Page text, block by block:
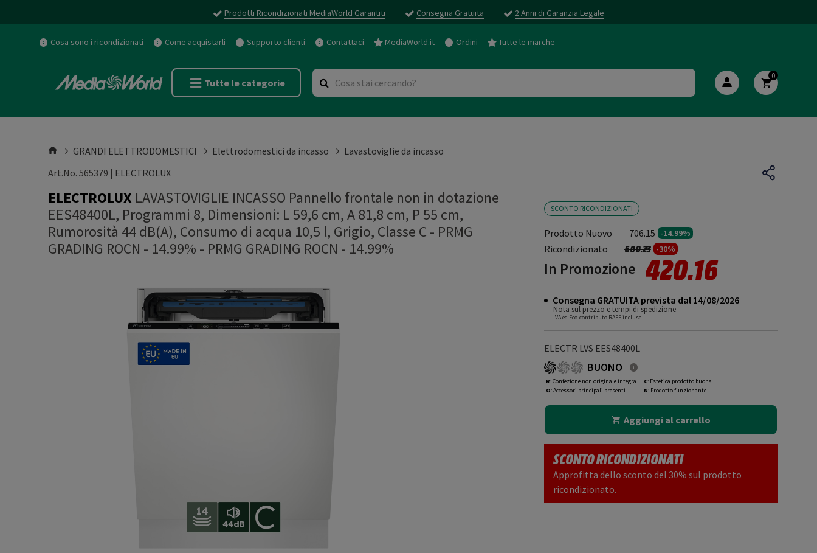
Prodotti Ricondizionati MediaWorld Garantiti Consegna Gratuita 2 Anni di Garanzia Legale
Cosa sono i ricondizionati Come acquistarli Supporto clienti Contattaci MediaWorld.it Ordini Tutte le marche
Tutte le categorie
0
GRANDI ELETTRODOMESTICI Elettrodomestici da incasso
Lavastoviglie da incasso
Art.No. 565379 | ELECTROLUX
ELECTROLUX LAVASTOVIGLIE INCASSO Pannello frontale non in dotazione
EES48400L, Programmi 8, Dimensioni: L 59,6 cm, A 81,8 cm, P 55 cm,
Rumorosità 44 dB(A), Consumo di acqua 10,5 l, Grigio, Classe C - PRMG
GRADING ROCN - 14.99% - PRMG GRADING ROCN - 14.99%
SCONTO RICONDIZIONATI
Prodotto Nuovo 706.15 -14.99%
Ricondizionato Prezzo ridotto da
600.23a-30%
In Promozione 420.16
Consegna GRATUITA prevista dal 14/08/2026
Nota sul prezzo e tempi di spedizione
IVA ed Eco-contributo RAEE incluse
ELECTR LVS EES48400L
BUONO
R: Confezione non originale integra
O: Accessori principali presenti
C: Estetica prodotto buona
N: Prodotto funzionante
Aggiungi al carrello
SCONTO RICONDIZIONATI
Approfitta dello sconto del 30% sul prodotto
ricondizionato.